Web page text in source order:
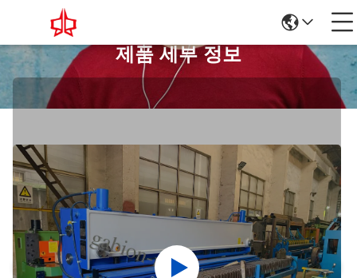
제품 세부 정보